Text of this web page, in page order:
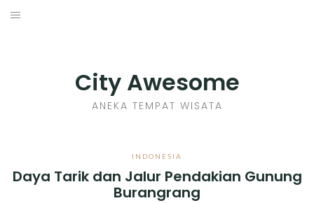
Skip
City Awesome
ANEKA TEMPAT WISATA
INDONESIA
Daya Tarik dan Jalur Pendakian Gunung
Burangrang
SENI KERAJINAN